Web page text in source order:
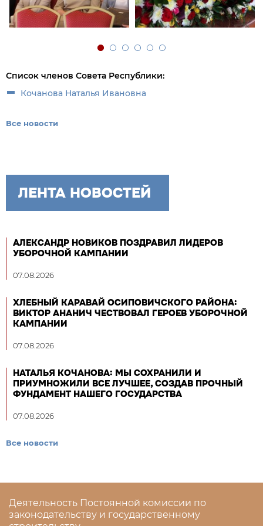
Список членов Совета Республики:
Кочанова Наталья Ивановна
Все новости
ЛЕНТА НОВОСТЕЙ
АЛЕКСАНДР НОВИКОВ ПОЗДРАВИЛ ЛИДЕРОВ
УБОРОЧНОЙ КАМПАНИИ
07.08.2026
ХЛЕБНЫЙ КАРАВАЙ ОСИПОВИЧСКОГО РАЙОНА:
ВИКТОР АНАНИЧ ЧЕСТВОВАЛ ГЕРОЕВ УБОРОЧНОЙ
КАМПАНИИ
07.08.2026
НАТАЛЬЯ КОЧАНОВА: МЫ СОХРАНИЛИ И
ПРИУМНОЖИЛИ ВСЕ ЛУЧШЕЕ, СОЗДАВ ПРОЧНЫЙ
ФУНДАМЕНТ НАШЕГО ГОСУДАРСТВА
07.08.2026
Все новости
Деятельность Постоянной комиссии по
законодательству и государственному